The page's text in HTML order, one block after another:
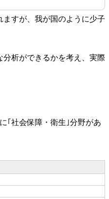
すが、我が国のように少子
析ができるかを考え、実際
｢社会保障・衛生｣分野があ